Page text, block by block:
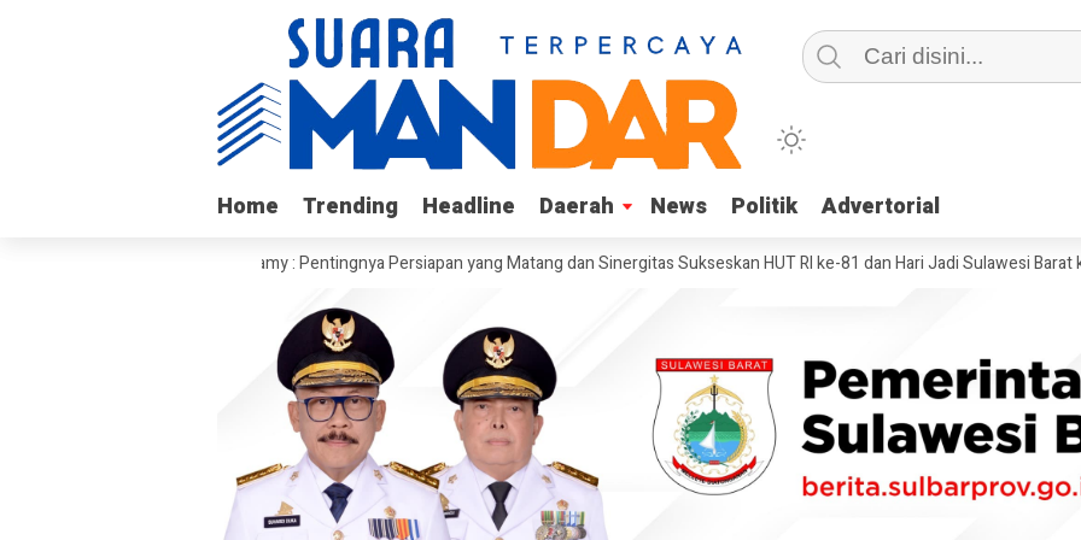
Home Trending Headline Daerah News Politik Advertorial
Home Trending Headline Daerah News Politik Advertorial
Kadis ESDM Bujaeramy : Pentingnya Persiapan yang Matang dan Sinergitas Sukseskan HUT RI ke-81 dan Hari Jadi Sulawesi Barat ke-22